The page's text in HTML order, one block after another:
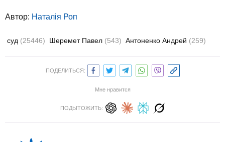
Автор: Наталія Роп
суд (25446) Шеремет Павел (543) Антоненко Андрей (259)
ПОДЕЛИТЬСЯ:
Мне нравится
ПОДЫТОЖИТЬ: